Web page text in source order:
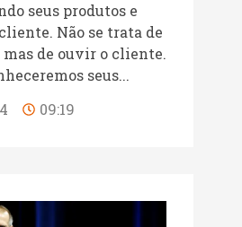
seus produtos e
Não se trata de
de ouvir o cliente.
seus...
09:19